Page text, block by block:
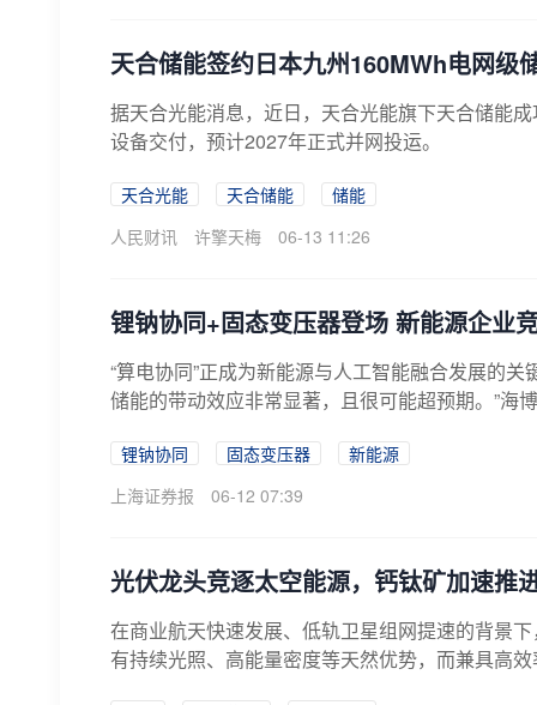
天合储能签约日本九州160MWh电网级
据天合光能消息，近日，天合光能旗下天合储能
设备交付，预计2027年正式并网投运。
天合光能 天合储能
储能
人民财讯
许擎天梅 06-13 11:26
锂钠协同+固态变压器登场 新能源企业
“算电协同”正成为新能源与人工智能融合发展的
储能的带动效应非常显著，且很可能超预期。”海
锂钠协同 固态变压器
新能源
上海证券报
06-12 07:39
光伏龙头竞逐太空能源，钙钛矿加速推
在商业航天快速发展、低轨卫星组网提速的背景
有持续光照、高能量密度等天然优势，而兼具高